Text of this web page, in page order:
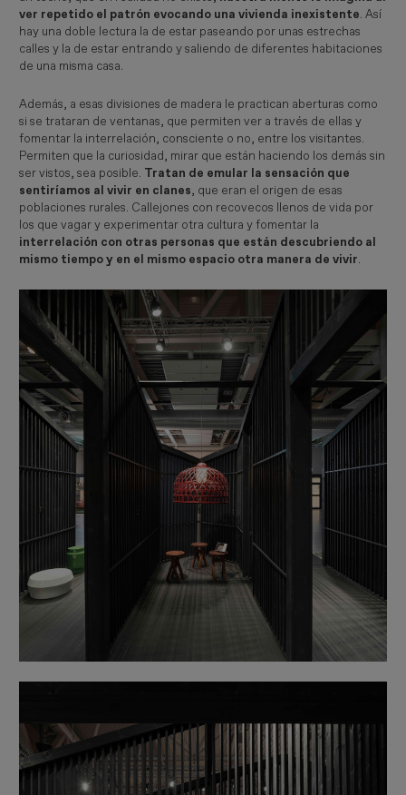
ver repetido el patrón evocando una vivienda inexistente. Así
hay una doble lectura la de estar paseando por unas estrechas
calles y la de estar entrando y saliendo de diferentes habitaciones
de una misma casa.
Además, a esas divisiones de madera le practican aberturas como
si se trataran de ventanas, que permiten ver a través de ellas y
fomentar la interrelación, consciente o no, entre los visitantes.
Permiten que la curiosidad, mirar que están haciendo los demás sin
ser vistos, sea posible. Tratan de emular la sensación que
sentiríamos al vivir en clanes, que eran el origen de esas
poblaciones rurales. Callejones con recovecos llenos de vida por
los que vagar y experimentar otra cultura y fomentar la
interrelación con otras personas que están descubriendo al
mismo tiempo y en el mismo espacio otra manera de vivir.